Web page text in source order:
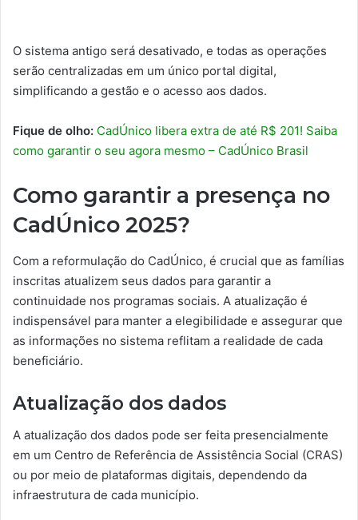
O sistema antigo será desativado, e todas as operações
serão centralizadas em um único portal digital,
simplificando a gestão e o acesso aos dados.
Fique de olho: CadÚnico libera extra de até R$ 201! Saiba
como garantir o seu agora mesmo – CadÚnico Brasil
Como garantir a presença no
CadÚnico 2025?
Com a reformulação do CadÚnico, é crucial que as famílias
inscritas atualizem seus dados para garantir a
continuidade nos programas sociais. A atualização é
indispensável para manter a elegibilidade e assegurar que
as informações no sistema reflitam a realidade de cada
beneficiário.
Atualização dos dados
A atualização dos dados pode ser feita presencialmente
em um Centro de Referência de Assistência Social (CRAS)
ou por meio de plataformas digitais, dependendo da
infraestrutura de cada município.